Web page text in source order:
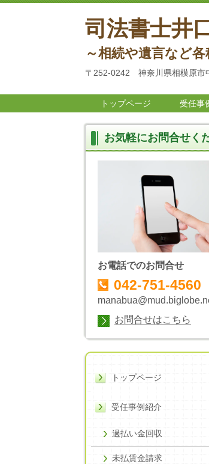
司法書士井
～相続や遺言など
〒252-0242 神奈川県相模原市
トップページ 受任事
お気軽にお問合せく
お電話でのお問合せ
042-751-4560
お問合せはこちら
トップページ
受任事例紹介
過払い金回収
未払賃金請求